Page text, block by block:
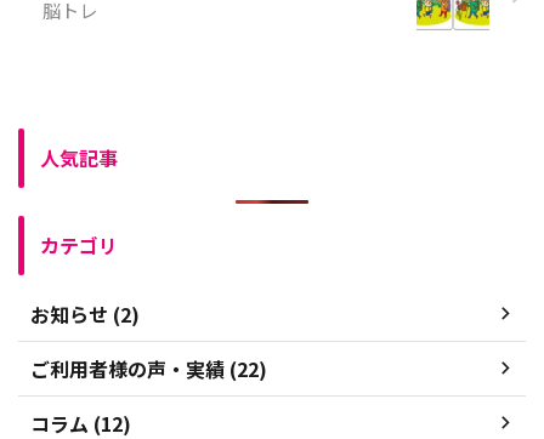
脳トレ
人気記事
カテゴリ
お知らせ (2)
ご利用者様の声・実績 (22)
コラム (12)